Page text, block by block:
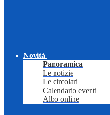
Novità
Panoramica
Le notizie
Le circolari
Calendario eventi
Albo online